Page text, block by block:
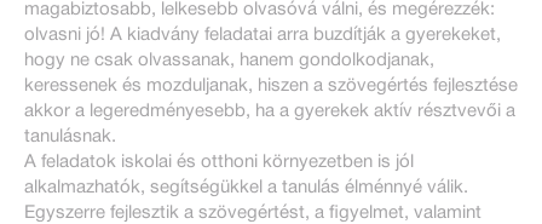
magabiztosabb, lelkesebb olvasóvá válni, és megérezzék:
olvasni jó! A kiadvány feladatai arra buzdítják a gyerekeket,
hogy ne csak olvassanak, hanem gondolkodjanak,
keressenek és mozduljanak, hiszen a szövegértés fejlesztése
akkor a legeredményesebb, ha a gyerekek aktív résztvevői a
tanulásnak.
A feladatok iskolai és otthoni környezetben is jól
alkalmazhatók, segítségükkel a tanulás élménnyé válik.
Egyszerre fejlesztik a szövegértést, a figyelmet, valamint